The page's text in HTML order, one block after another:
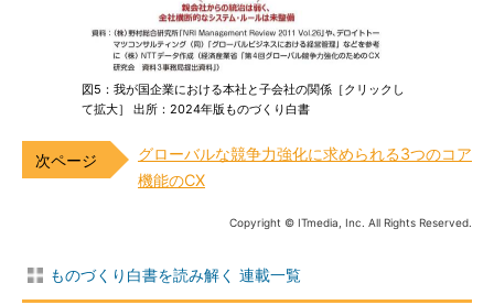
図5：我が国企業における本社と子会社の関係［クリックし
て拡大］ 出所：2024年版ものづくり白書
グローバルな競争力強化に求められる3つのコア
機能のCX
Copyright © ITmedia, Inc. All Rights Reserved.
ものづくり白書を読み解く 連載一覧